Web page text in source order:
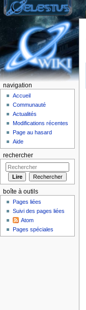
navigation
Accueil
Communauté
Actualités
Modifications récentes
Page au hasard
Aide
rechercher
boîte à outils
Pages liées
Suivi des pages liées
Atom
Pages spéciales